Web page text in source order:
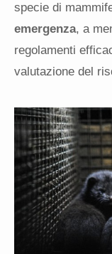
specie di
emergenza, a
regolamenti
valutazione del